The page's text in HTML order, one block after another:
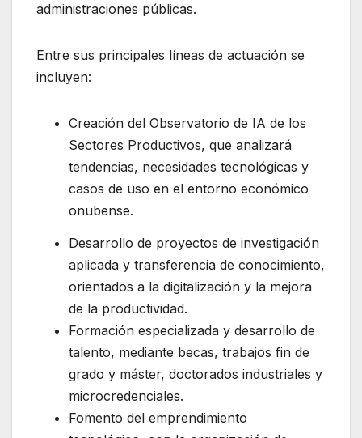
administraciones públicas.
Entre sus principales líneas de actuación se
incluyen:
Creación del Observatorio de IA de los
Sectores Productivos, que analizará
tendencias, necesidades tecnológicas y
casos de uso en el entorno económico
onubense.
Desarrollo de proyectos de investigación
aplicada y transferencia de conocimiento,
orientados a la digitalización y la mejora
de la productividad.
Formación especializada y desarrollo de
talento, mediante becas, trabajos fin de
grado y máster, doctorados industriales y
microcredenciales.
Fomento del emprendimiento